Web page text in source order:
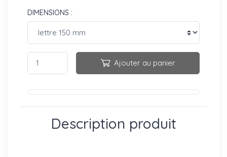
DIMENSIONS :
Ajouter au panier
Description produit